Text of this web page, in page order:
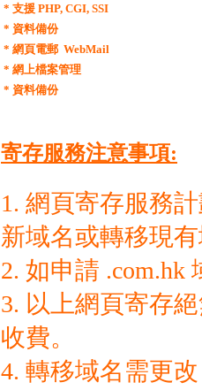
* 支援 PHP, CGI, SSI
* 資料備份
* 網頁電郵 WebMail
* 網上檔案管理
* 資料備份
寄存服務注意事項:
1. 網頁寄存服務
新域名或轉移現
2. 如申請 .com.hk
3. 以上網頁寄存
收費。
4. 轉移域名需更